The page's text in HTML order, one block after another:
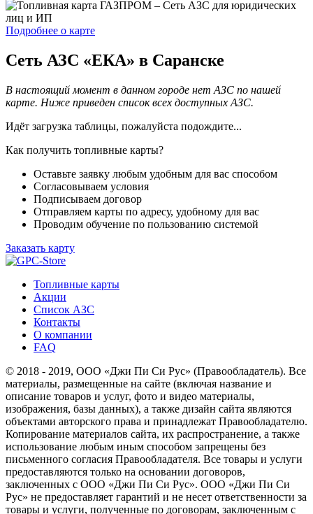
Подробнее о карте
Сеть АЗС «ЕКА» в Саранске
В настоящий момент в данном городе нет АЗС по нашей
карте. Ниже приведен список всех доступных АЗС.
Идёт загрузка таблицы, пожалуйста подождите...
Как получить топливные карты?
Оставьте заявку любым удобным для вас способом
Согласовываем условия
Подписываем договор
Отправляем карты по адресу, удобному для вас
Проводим обучение по пользованию системой
Заказать карту
Топливные карты
Акции
Список АЗС
Контакты
О компании
FAQ
© 2018 - 2019, ООО «Джи Пи Си Рус» (Правообладатель). Все
материалы, размещенные на сайте (включая название и
описание товаров и услуг, фото и видео материалы,
изображения, базы данных), а также дизайн сайта являются
объектами авторского права и принадлежат Правообладателю.
Копирование материалов сайта, их распространение, а также
использование любым иным способом запрещены без
письменного согласия Правообладателя. Все товары и услуги
предоставляются только на основании договоров,
заключенных с ООО «Джи Пи Си Рус». ООО «Джи Пи Си
Рус» не предоставляет гарантий и не несет ответственности за
товары и услуги, полученные по договорам, заключенным с